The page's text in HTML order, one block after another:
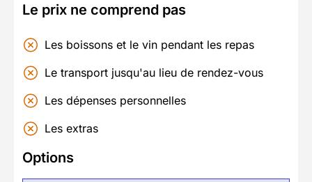
Le prix ne comprend pas
Les boissons et le vin pendant les repas
Le transport jusqu'au lieu de rendez-vous
Les dépenses personnelles
Les extras
Options